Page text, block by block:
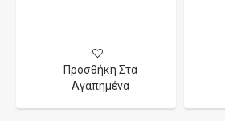
Προσθήκη Στα
Αγαπημένα